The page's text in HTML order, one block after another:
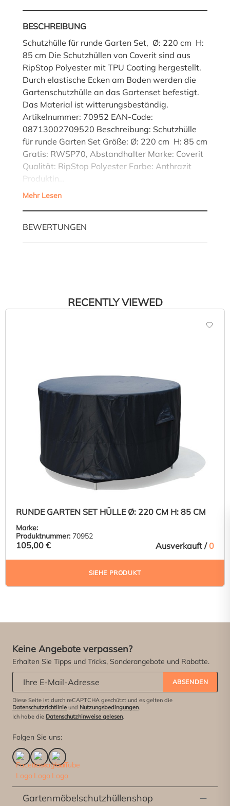
BESCHREIBUNG
Schutzhülle für runde Garten Set, Ø: 220 cm H:
85 cm Die Schutzhüllen von Coverit sind aus
RipStop Polyester mit TPU Coating hergestellt.
Durch elastische Ecken am Boden werden die
Gartenschutzhülle an das Gartenset befestigt.
Das Material ist witterungsbeständig.
Artikelnummer: 70952 EAN-Code:
08713002709520 Beschreibung: Schutzhülle
für runde Garten Set Größe: Ø: 220 cm H: 85 cm
Gratis: RWSP70, Abstandhalter Marke: Coverit
Qualität: RipStop Polyester Farbe: Anthrazit
Produktin…
Mehr Lesen
BEWERTUNGEN
RECENTLY VIEWED
RUNDE GARTEN SET HÜLLE Ø: 220 CM H: 85 CM
Marke:
Produktnummer: 70952
105,00 € Ausverkauft /0
SIEHE PRODUKT
Keine Angebote verpassen?
Erhalten Sie Tipps und Tricks, Sonderangebote und Rabatte.
ABSENDEN
Diese Seite ist durch reCAPTCHA geschützt und es gelten die
Datenschutzrichtlinie und Nutzungsbedingungen.
Ich habe die Datenschutzhinweise gelesen.
Folgen Sie uns:
Gartenmöbelschutzhüllenshop